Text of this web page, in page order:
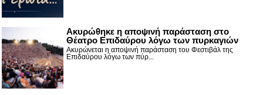
Ακυρώθηκε η αποψινή παράσταση στο
Θέατρο Επιδαύρου λόγω των πυρκαγιών
Ακυρώνεται η αποψινή παράσταση του Φεστιβάλ της
Επιδαύρου λόγω των πύρ...